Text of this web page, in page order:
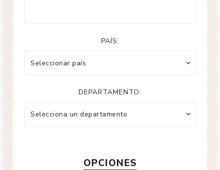
PAÍS:
DEPARTAMENTO:
OPCIONES